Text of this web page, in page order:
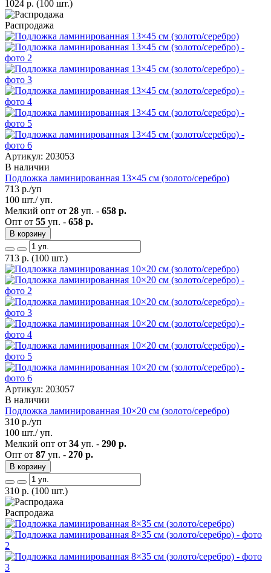
1024 р. (100 шт.)
Распродажа
Артикул: 203053
В наличии
Подложка ламинированная 13×45 см (золото/серебро)
713 р./уп
100 шт./ уп.
Мелкий опт от 28 уп. - 658 р.
Опт от 55 уп. - 658 р.
В корзину
713 р. (100 шт.)
Артикул: 203057
В наличии
Подложка ламинированная 10×20 см (золото/серебро)
310 р./уп
100 шт./ уп.
Мелкий опт от 34 уп. - 290 р.
Опт от 87 уп. - 270 р.
В корзину
310 р. (100 шт.)
Распродажа